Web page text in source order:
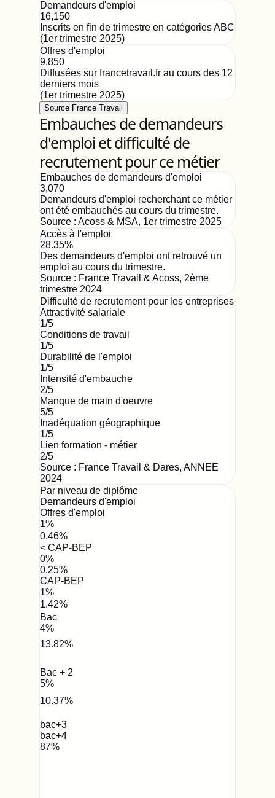
Demandeurs d'emploi
16,150
Inscrits en fin de trimestre en catégories ABC
(1er trimestre 2025)
Offres d'emploi
9,850
Diffusées sur francetravail.fr au cours des 12
derniers mois
(1er trimestre 2025)
Source France Travail
Embauches de demandeurs
d'emploi et difficulté de
recrutement pour ce métier
Embauches de demandeurs d'emploi
3,070
Demandeurs d'emploi recherchant ce métier
ont été embauchés au cours du trimestre.
Source : Acoss & MSA, 1er trimestre 2025
Accès à l'emploi
28.35%
Des demandeurs d'emploi ont retrouvé un
emploi au cours du trimestre.
Source : France Travail & Acoss, 2ème
trimestre 2024
Difficulté de recrutement pour les entreprises
Attractivité salariale
1/5
Conditions de travail
1/5
Durabilité de l'emploi
1/5
Intensité d'embauche
2/5
Manque de main d'oeuvre
5/5
Inadéquation géographique
1/5
Lien formation - métier
2/5
Source : France Travail & Dares, ANNEE
2024
Par niveau de diplôme
Demandeurs d'emploi
Offres d'emploi
1%
0.46%
< CAP-BEP
0%
0.25%
CAP-BEP
1%
1.42%
Bac
4%
13.82%
Bac + 2
5%
10.37%
bac+3
bac+4
87%